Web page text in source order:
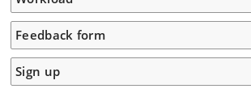
Feedback form
Sign up